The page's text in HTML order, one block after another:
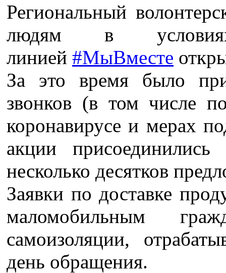
Региональный
людям в
линией #МыВместе
За это время было
звонков (в том числе
коронавирусе и мерах
акции
несколько десятков
Заявки по доставке
маломобильным
самоизоляции,
день обращения.